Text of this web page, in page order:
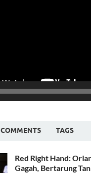
COMMENTS TAGS
Red Right Hand:
Gagah, Bertarung